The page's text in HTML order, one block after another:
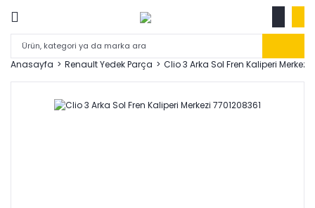
Anasayfa Renault Yedek Parça Clio 3 Arka Sol Fren Kaliperi Merkezi